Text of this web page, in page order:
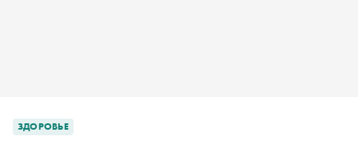
ЗДОРОВЬЕ